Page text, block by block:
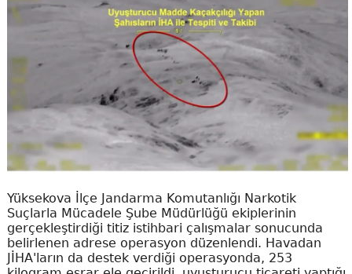
Yüksekova İlçe Jandarma Komutanlığı Narkotik
Suçlarla Mücadele Şube Müdürlüğü ekiplerinin
gerçekleştirdiği titiz istihbari çalışmalar sonucunda
belirlenen adrese operasyon düzenlendi. Havadan
JİHA'ların da destek verdiği operasyonda, 253